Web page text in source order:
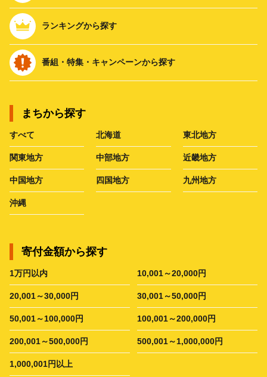
ランキングから探す
番組・特集・キャンペーンから探す
まちから探す
すべて 北海道 東北地方
関東地方 中部地方 近畿地方
中国地方 四国地方 九州地方
沖縄
寄付金額から探す
1万円以内 10,001～20,000円
20,001～30,000円 30,001～50,000円
50,001～100,000円 100,001～200,000円
200,001～500,000円 500,001～1,000,000円
1,000,001円以上